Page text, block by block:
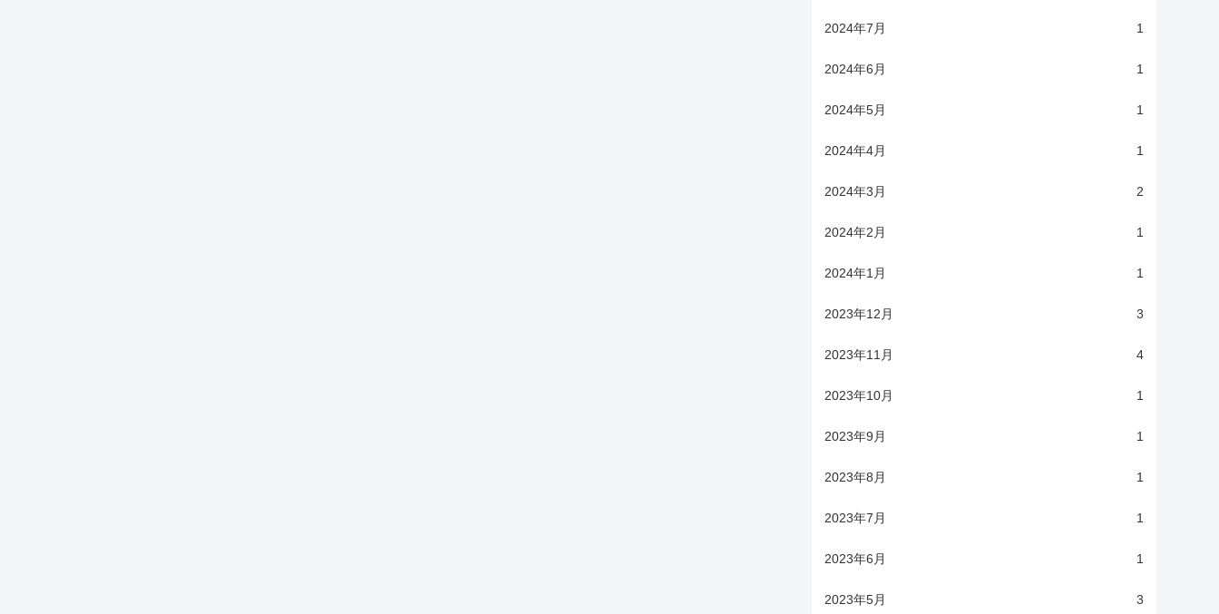
2024年7月 1
2024年6月 1
2024年5月 1
2024年4月 1
2024年3月 2
2024年2月 1
2024年1月 1
2023年12月 3
2023年11月 4
2023年10月 1
2023年9月 1
2023年8月 1
2023年7月 1
2023年6月 1
2023年5月 3